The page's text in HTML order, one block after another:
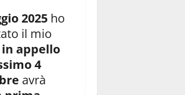
2025ho
il mio
appello
4
avrà